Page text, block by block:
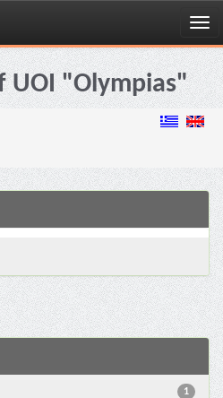
UOI "Olympias"
1